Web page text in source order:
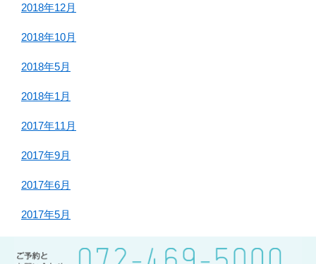
2018年12月
2018年10月
2018年5月
2018年1月
2017年11月
2017年9月
2017年6月
2017年5月